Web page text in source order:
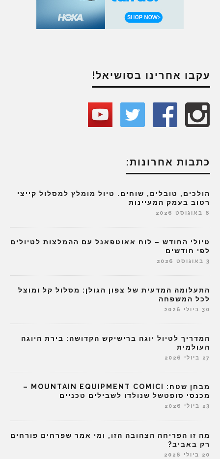
עקבו אחרינו בסושיאל!
כתבות אחרונות:
הולכים, טובלים, שוחים. טיול מומלץ למסלול קייצי
רטוב בעמק המעיינות
6 באוגוסט 2026
טיולי החודש – לוח אאוטפאנל עם ההמלצות לטיולים
לפי חודשים
3 באוגוסט 2026
התעלומה המדעית של צפון הגולן: מסלול קל ומוצל
לכל המשפחה
30 ביולי 2026
המדריך לטיול יוגה ברישיקש הקדושה: בירת היוגה
העולמית
27 ביולי 2026
מבחן שטח: MOUNTAIN EQUIPMENT COMICI –
מכנסי סופטשל שנולדו לשבילים טכניים
23 ביולי 2026
מה זו הפריחה הצהובה הזו, ומי אמר שפרחים פורחים
רק באביב?
20 ביולי 2026